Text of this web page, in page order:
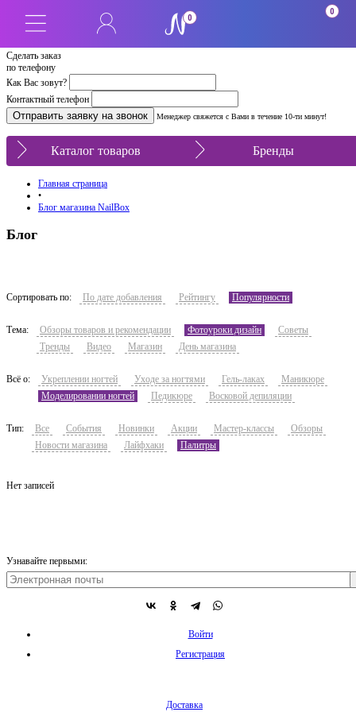
Сделать заказ
по телефону
Как Вас зовут?
Контактный телефон
Менеджер свяжется с Вами в течение 10-ти минут!
0
0
Каталог товаров Бренды
Главная страница
•
Блог магазина NailBox
Блог
Сортировать по: По дате добавления Рейтингу Популярности
Тема: Обзоры товаров и рекомендации Фотоуроки дизайн
Советы
Тренды
Видео Магазин День магазина
Всё о: Укреплении ногтей Уходе за ногтями Гель-лаках
Маникюре
Моделировании ногтей
Педикюре Восковой депиляции
Тип: Все События Новинки Акции Мастер-классы
Обзоры
Новости магазина
Лайфхаки Палитры
Нет записей
Узнавайте первыми:
Войти
Регистрация
Доставка